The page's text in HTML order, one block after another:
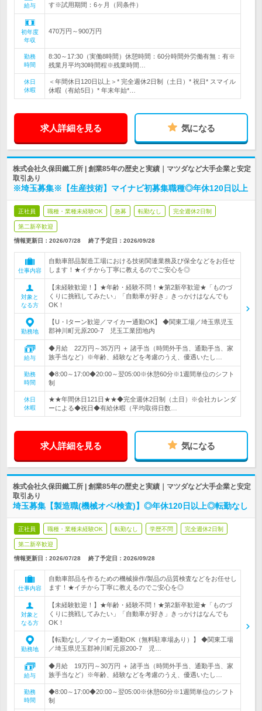
給与
す※試用期間：6ヶ月（同条件）
初年度
年収
470万円～900万円
勤務
時間
8:30～17:30（実働8時間）休憩時間：60分時間外労働有無：有※
残業月平均30時間程※残業時間…
休日
休暇
＜年間休日120日以上＞* 完全週休2日制（土日）* 祝日* スマイル
休暇（有給5日）* 年末年始*…
求人詳細を見る 気になる
株式会社久保田鐵工所 | 創業85年の歴史と実績｜マツダなど大手企業と安定
取引あり
※埼玉募集※【生産技術】マイナビ初募集職種◎年休120日以上
正社員 職種・業種未経験OK 急募 転勤なし 完全週休2日制
第二新卒歓迎
情報更新日：2026/07/28 終了予定日： 2026/09/28
仕事内容
自動車部品製造工場における技術関連業務及び保全などをお任せ
します！★イチから丁寧に教えるのでご安心を◎
対象と
なる方
【未経験歓迎！】★年齢・経験不問！★第2新卒歓迎★「ものづ
くりに挑戦してみたい」「自動車が好き」きっかけはなんでも
OK！
勤務地
【U・Iターン歓迎／マイカー通勤OK】 ◆関東工場／埼玉県児玉
郡神川町元原200-7 児玉工業団地内
給与
◆月給 22万円～35万円 ＋ 諸手当（時間外手当、通勤手当、家
族手当など）※年齢、経験などを考慮のうえ、優遇いたし…
勤務
時間
◆8:00～17:00◆20:00～翌05:00※休憩60分※1週間単位のシフト
制
休日
休暇
★★年間休日121日★★◆完全週休2日制（土日）※会社カレンダ
ーによる◆祝日◆有給休暇（平均取得日数…
求人詳細を見る 気になる
株式会社久保田鐵工所 | 創業85年の歴史と実績｜マツダなど大手企業と安定
取引あり
埼玉募集【製造職(機械オペ/検査)】◎年休120日以上◎転勤なし
正社員 職種・業種未経験OK 転勤なし 学歴不問 完全週休2日制
第二新卒歓迎
情報更新日：2026/07/28 終了予定日： 2026/09/28
仕事内容
自動車部品を作るための機械操作/製品の品質検査などをお任せし
ます！★イチから丁寧に教えるのでご安心を◎
対象と
なる方
【未経験歓迎！】★年齢・経験不問！★第2新卒歓迎★「ものづ
くりに挑戦してみたい」「自動車が好き」きっかけはなんでも
OK！
勤務地
【転勤なし／マイカー通勤OK（無料駐車場あり）】 ◆関東工場
／埼玉県児玉郡神川町元原200-7 児…
給与
◆月給 19万円～30万円 ＋ 諸手当（時間外手当、通勤手当、家
族手当など）※年齢、経験などを考慮のうえ、優遇いたし…
勤務
時間
◆8:00～17:00◆20:00～翌05:00※休憩60分※1週間単位のシフト
制